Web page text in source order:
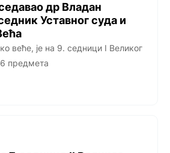
др Владан
Уставног суда и
веће, је на 9. седници I Великог
предмета